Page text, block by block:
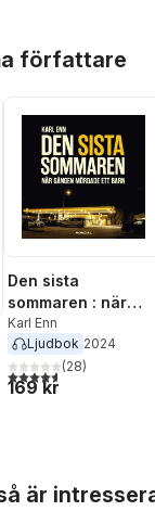
författare
röster:
Den sista
sommaren : när
gängen mördade
ett barn
Karl Enn
Ljudbok 2024
4,6utav 5 stjärnor.
(28)
169 kr
är